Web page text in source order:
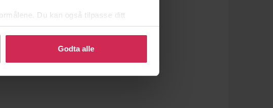
Du kan også tilpasse ditt
tilbake eller endre ditt samtykke.
Godta alle